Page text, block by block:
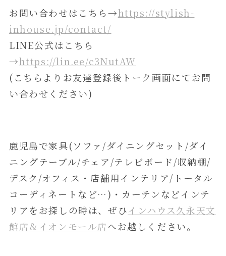
お問い合わせはこちら→https://stylish-
inhouse.jp/contact/
LINE公式はこちら
→https://lin.ee/c3NutAW
(こちらよりお友達登録後トーク画面にてお問
い合わせください)
鹿児島で家具(ソファ/ダイニングセット/ダイ
ニングテーブル/チェア/テレビボード/収納棚/
デスク/オフィス・店舗用インテリア/トータル
コーディネートなど…)・カーテンなどインテ
リアをお探しの時は、ぜひインハウス久永天文
館店＆イオンモール店へお越しください。